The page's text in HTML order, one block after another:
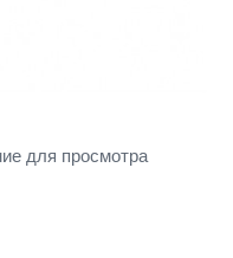
для просмотра